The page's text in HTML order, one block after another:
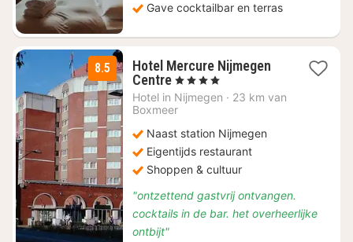
Gave cocktailbar en terras
8.5
Hotel Mercure Nijmegen
Centre2
nachten
vanaf
153,10
, 4 Sterren
Hotel in Nijmegen · 23 km van
Boxmeer
Naast station Nijmegen
Eigentijds restaurant
Shoppen & cultuur
"ontzettend gastvrij ontvangen.
cocktails in de bar. het overheerlijke
ontbijt"